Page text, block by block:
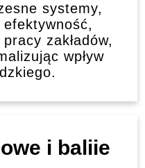
systemy,
zakładów,
wpływ
i baliie